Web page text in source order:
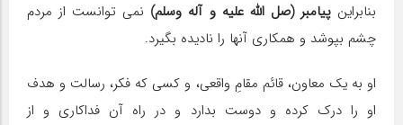
بنابراینپیامبر (صل الله علیه و آله وسلم) نمی توانست از مردم
چشم بپوشد و همكاری آنها را نادیده بگیرد.
او به یك معاون، قائم مقامِ واقعی، و كسی كه فكر، رسالت و هدف
او را درك كرده و دوست بدارد و در راه آن فداكاری و از